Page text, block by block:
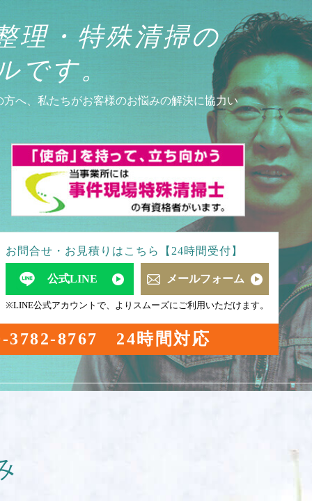
理・特殊清掃の
です。
へ、私たちがお客様のお悩みの解決に協力い
お問合せ・お見積りはこちら【24時間受付】
公式LINE メールフォーム
※LINE公式アカウントで、よりスムーズにご利用いただけます。
3782-8767 24時間対応